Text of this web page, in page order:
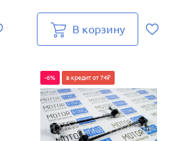
В корзину
-6% в кредит от 74₽